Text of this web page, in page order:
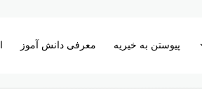
پیوستن به خیریه معرفی دانش آموز